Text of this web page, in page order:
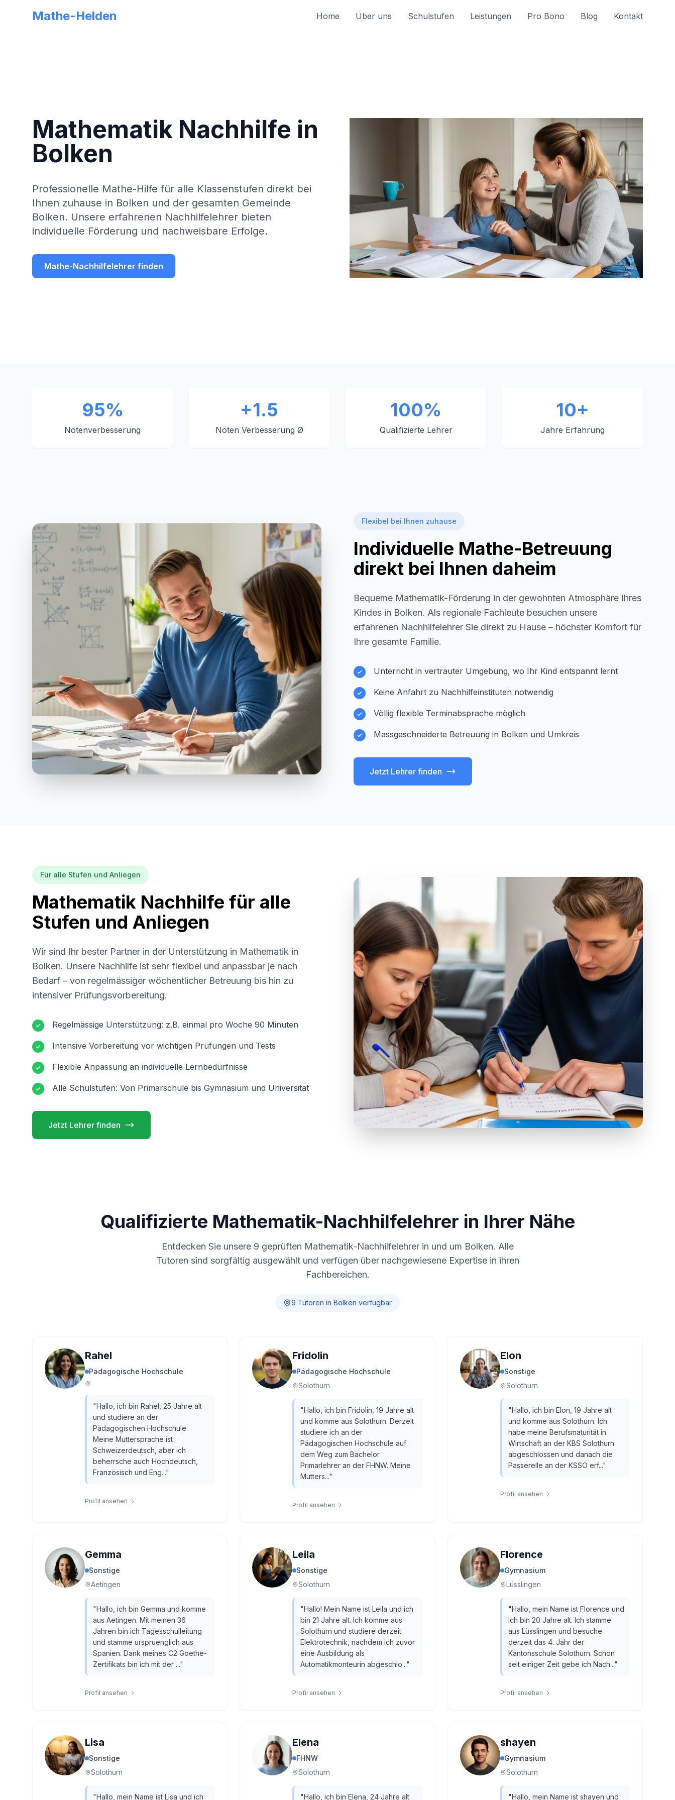
Mathe-Helden Home Über uns Schulstufen Leistungen Pro Bono Blog Kontakt
Mathematik Nachhilfe in
Bolken
Professionelle Mathe-Hilfe für alle Klassenstufen direkt bei
Ihnen zuhause in Bolken und der gesamten Gemeinde
Bolken. Unsere erfahrenen Nachhilfelehrer bieten
individuelle Förderung und nachweisbare Erfolge.
Mathe-Nachhilfelehrer finden
95%
Notenverbesserung
+1.5
Noten Verbesserung Ø
100%
Qualifizierte Lehrer
10+
Jahre Erfahrung
Flexibel bei Ihnen zuhause
Individuelle Mathe-Betreuung
direkt bei Ihnen daheim
Bequeme Mathematik-Förderung in der gewohnten Atmosphäre Ihres
Kindes in Bolken. Als regionale Fachleute besuchen unsere
erfahrenen Nachhilfelehrer Sie direkt zu Hause – höchster Komfort für
Ihre gesamte Familie.
Unterricht in vertrauter Umgebung, wo Ihr Kind entspannt lernt
Keine Anfahrt zu Nachhilfeinstituten notwendig
Völlig flexible Terminabsprache möglich
Massgeschneiderte Betreuung in Bolken und Umkreis
Jetzt Lehrer finden
Für alle Stufen und Anliegen
Mathematik Nachhilfe für alle
Stufen und Anliegen
Wir sind Ihr bester Partner in der Unterstützung in Mathematik in
Bolken. Unsere Nachhilfe ist sehr flexibel und anpassbar je nach
Bedarf – von regelmässiger wöchentlicher Betreuung bis hin zu
intensiver Prüfungsvorbereitung.
Regelmässige Unterstützung: z.B. einmal pro Woche 90 Minuten
Intensive Vorbereitung vor wichtigen Prüfungen und Tests
Flexible Anpassung an individuelle Lernbedürfnisse
Alle Schulstufen: Von Primarschule bis Gymnasium und Universität
Jetzt Lehrer finden
Qualifizierte Mathematik-Nachhilfelehrer in Ihrer Nähe
Entdecken Sie unsere 9 geprüften Mathematik-Nachhilfelehrer in und um Bolken. Alle
Tutoren sind sorgfältig ausgewählt und verfügen über nachgewiesene Expertise in ihren
Fachbereichen.
9 Tutoren in Bolken verfügbar
Rahel
Pädagogische Hochschule
"Hallo, ich bin Rahel, 25 Jahre alt
und studiere an der
Pädagogischen Hochschule.
Meine Muttersprache ist
Schweizerdeutsch, aber ich
beherrsche auch Hochdeutsch,
Französisch und Eng..."
Profil ansehen
Fridolin
Pädagogische Hochschule
Solothurn
"Hallo, ich bin Fridolin, 19 Jahre alt
und komme aus Solothurn. Derzeit
studiere ich an der
Pädagogischen Hochschule auf
dem Weg zum Bachelor
Primarlehrer an der FHNW. Meine
Mutters..."
Profil ansehen
Elon
Sonstige
Solothurn
"Hallo, ich bin Elon, 19 Jahre alt
und komme aus Solothurn. Ich
habe meine Berufsmaturität in
Wirtschaft an der KBS Solothurn
abgeschlossen und danach die
Passerelle an der KSSO erf..."
Profil ansehen
Gemma
Sonstige
Aetingen
"Hallo, ich bin Gemma und komme
aus Aetingen. Mit meinen 36
Jahren bin ich Tagesschulleitung
und stamme urspruenglich aus
Spanien. Dank meines C2 Goethe-
Zertifikats bin ich mit der ..."
Profil ansehen
Leila
Sonstige
Solothurn
"Hallo! Mein Name ist Leila und ich
bin 21 Jahre alt. Ich komme aus
Solothurn und studiere derzeit
Elektrotechnik, nachdem ich zuvor
eine Ausbildung als
Automatikmonteurin abgeschlo..."
Profil ansehen
Florence
Gymnasium
Lüsslingen
"Hallo, mein Name ist Florence und
ich bin 20 Jahre alt. Ich stamme
aus Lüsslingen und besuche
derzeit das 4. Jahr der
Kantonsschule Solothurn. Schon
seit einiger Zeit gebe ich Nach..."
Profil ansehen
Lisa
Sonstige
Solothurn
"Hallo, mein Name ist Lisa und ich
Elena
FHNW
Solothurn
"Hallo, ich bin Elena, 24 Jahre alt
shayen
Gymnasium
Solothurn
"Hallo, mein Name ist shayen und